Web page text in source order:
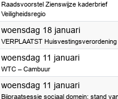
Raadsvoorstel Zienswijze kaderbrief
Veiligheidsregio
woensdag 18 januari2023
VERPLAATST Huisvestingsverordening
woensdag 11 januari2023
WTC – Cambuur
woensdag 11 januari2023
Bijpraatsessie sociaal domein: stand